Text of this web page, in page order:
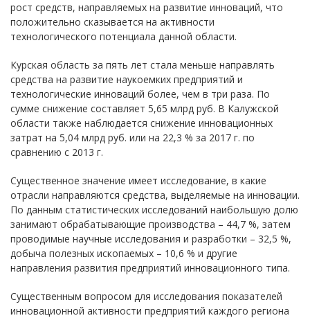
рост средств, направляемых на развитие инноваций, что
положительно сказывается на активности
технологического потенциала данной области.
Курская область за пять лет стала меньше направлять
средства на развитие наукоемких предприятий и
технологические инноваций более, чем в три раза. По
сумме снижение составляет 5,65 млрд руб. В Калужской
области также наблюдается снижение инновационных
затрат на 5,04 млрд руб. или на 22,3 % за 2017 г. по
сравнению с 2013 г.
Существенное значение имеет исследование, в какие
отрасли направляются средства, выделяемые на инновации.
По данным статистических исследований наибольшую долю
занимают обрабатывающие производства – 44,7 %, затем
проводимые научные исследования и разработки – 32,5 %,
добыча полезных ископаемых – 10,6 % и другие
направления развития предприятий инновационного типа.
Существенным вопросом для исследования показателей
инновационной активности предприятий каждого региона